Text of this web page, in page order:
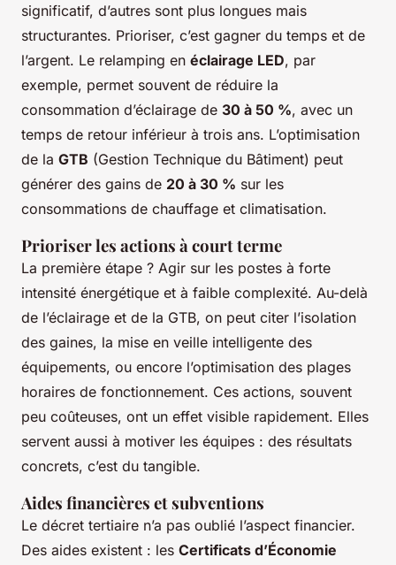
significatif, d’autres sont plus longues mais
structurantes. Prioriser, c’est gagner du temps et de
l’argent. Le relamping en éclairage LED, par
exemple, permet souvent de réduire la
consommation d’éclairage de 30 à 50 %, avec un
temps de retour inférieur à trois ans. L’optimisation
de la GTB (Gestion Technique du Bâtiment) peut
générer des gains de 20 à 30 % sur les
consommations de chauffage et climatisation.
Prioriser les actions à court terme
La première étape ? Agir sur les postes à forte
intensité énergétique et à faible complexité. Au-delà
de l’éclairage et de la GTB, on peut citer l’isolation
des gaines, la mise en veille intelligente des
équipements, ou encore l’optimisation des plages
horaires de fonctionnement. Ces actions, souvent
peu coûteuses, ont un effet visible rapidement. Elles
servent aussi à motiver les équipes : des résultats
concrets, c’est du tangible.
Aides financières et subventions
Le décret tertiaire n’a pas oublié l’aspect financier.
Des aides existent : les Certificats d’Économie